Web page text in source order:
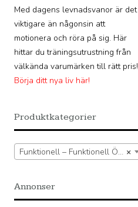
Med dagens levnadsvanor är det
viktigare än någonsin att
motionera och röra på sig. Här
hittar du träningsutrustning från
välkända varumärken till rätt pris!
Börja ditt nya liv här!
Produktkategorier
×
Funktionell – Funktionell Övrigt – Kettlebells
Annonser